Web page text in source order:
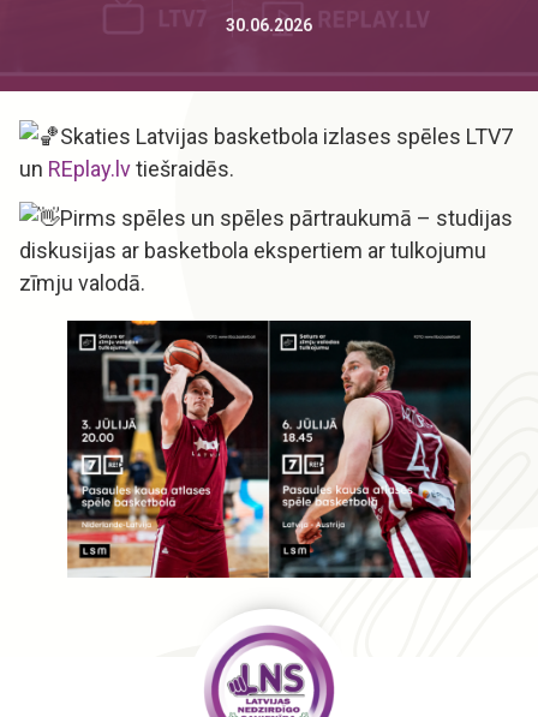
30.06.2026
Skaties Latvijas basketbola izlases spēles LTV7
un REplay.lvtiešraidēs.
Pirms spēles un spēles pārtraukumā – studijas
diskusijas ar basketbola ekspertiem ar tulkojumu
zīmju valodā.